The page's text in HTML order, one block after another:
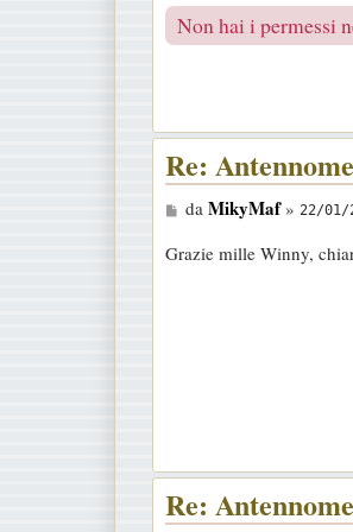
a
g
o
Non hai i permessi
Re:
M
s
da MikyMaf» 22/01/
Grazie mille Winny,
Re: